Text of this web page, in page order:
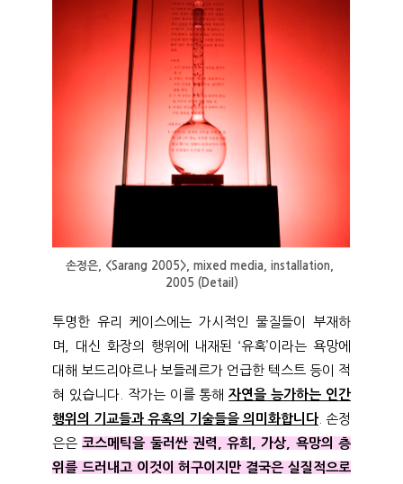
손정은, <Sarang 2005>, mixed media, installation,
2005 (Detail)
투명한 유리 케이스에는 가시적인 물질들이 부재하
며, 대신 화장의 행위에 내재된 ‘유혹’이라는 욕망에
대해 보드리야르나 보들레르가 언급한 텍스트 등이 적
혀 있습니다. 작가는 이를 통해자연을 능가하는 인간
행위의 기교들과 유혹의 기술들을 의미화합니다 . 손정
은은코스메틱을 둘러싼 권력, 유희, 가상, 욕망의 층
위를 드러내고 이것이 허구이지만 결국은 실질적으로